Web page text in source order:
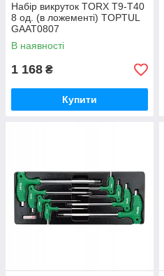
Набір викруток TORX T9-T40
8 од. (в ложементі) TOPTUL
GAAT0807
В наявності
1 168 ₴
Купити